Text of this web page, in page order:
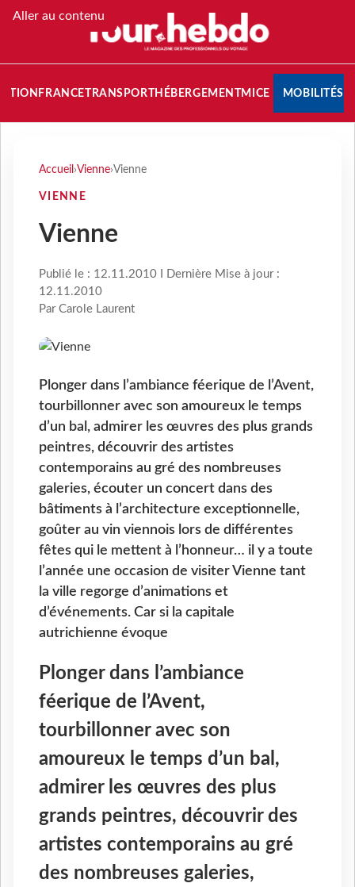
Aller au contenu
FRANCETRANSPORT HÉBERGEMENTMICE MOBILITÉS
Accueil ›Vienne›Vienne
VIENNE
Vienne
Publié le : 12.11.2010 I Dernière Mise à jour :
12.11.2010
Par Carole Laurent
Plonger dans l’ambiance féerique de l’Avent,
tourbillonner avec son amoureux le temps
d’un bal, admirer les œuvres des plus grands
peintres, découvrir des artistes
contemporains au gré des nombreuses
galeries, écouter un concert dans des
bâtiments à l’architecture exceptionnelle,
goûter au vin viennois lors de différentes
fêtes qui le mettent à l’honneur… il y a toute
l’année une occasion de visiter Vienne tant
la ville regorge d’animations et
d’événements. Car si la capitale
autrichienne évoque
Plonger dans l’ambiance
féerique de l’Avent,
tourbillonner avec son
amoureux le temps d’un bal,
admirer les œuvres des plus
grands peintres, découvrir des
artistes contemporains au gré
des nombreuses galeries,